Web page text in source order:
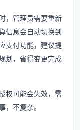
，管理员需要重新
信息会自动切换到
支付功能，建议提
划，省得变更完成
权可能会失效，需
，不复杂。